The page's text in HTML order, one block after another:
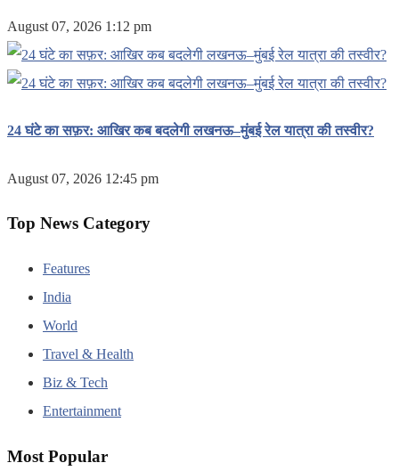
August 07, 2026 1:12 pm
24 घंटे का सफ़र: आखिर कब बदलेगी लखनऊ–मुंबई रेल यात्रा की तस्वीर?
August 07, 2026 12:45 pm
Top News Category
Features
India
World
Travel & Health
Biz & Tech
Entertainment
Most Popular